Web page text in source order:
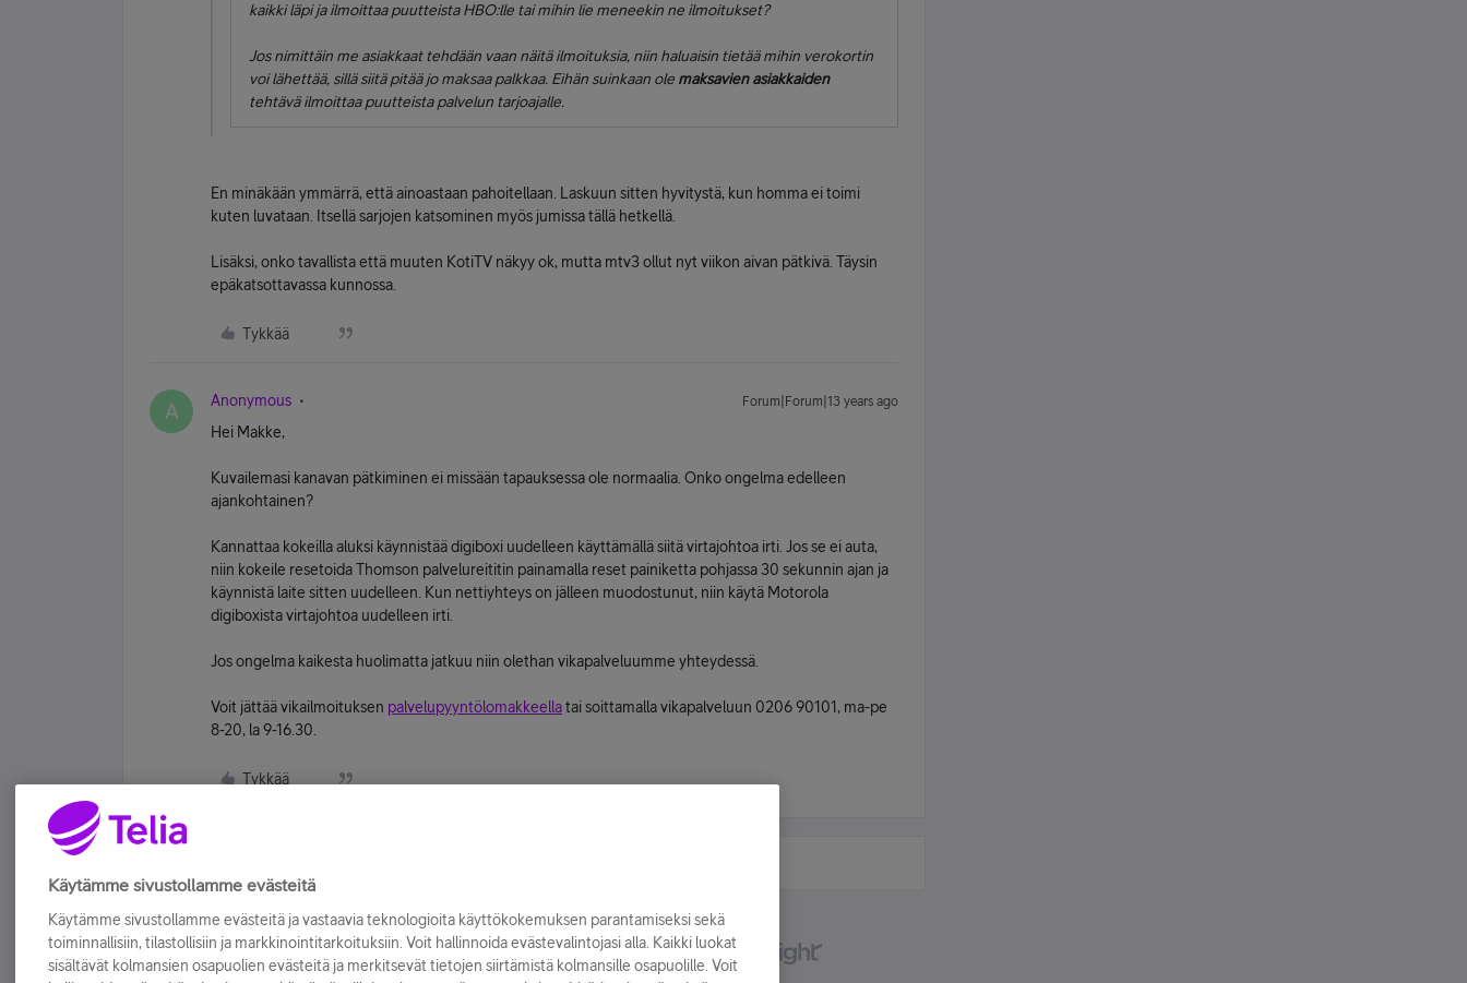
kaikki läpi ja ilmoittaa puutteista HBO:lle tai mihin lie meneekin ne ilmoitukset?
Jos nimittäin me asiakkaat tehdään vaan näitä ilmoituksia, niin haluaisin tietää mihin verokortin
voi lähettää, sillä siitä pitää jo maksaa palkkaa. Eihän suinkaan ole maksavien asiakkaiden
tehtävä ilmoittaa puutteista palvelun tarjoajalle.
En minäkään ymmärrä, että ainoastaan pahoitellaan. Laskuun sitten hyvitystä, kun homma ei toimi
kuten luvataan. Itsellä sarjojen katsominen myös jumissa tällä hetkellä.
Lisäksi, onko tavallista että muuten KotiTV näkyy ok, mutta mtv3 ollut nyt viikon aivan pätkivä. Täysin
epäkatsottavassa kunnossa.
Tykkää
A Anonymous Forum|Forum|13 years ago
Hei Makke,
Kuvailemasi kanavan pätkiminen ei missään tapauksessa ole normaalia. Onko ongelma edelleen
ajankohtainen?
Kannattaa kokeilla aluksi käynnistää digiboxi uudelleen käyttämällä siitä virtajohtoa irti. Jos se ei auta,
niin kokeile resetoida Thomson palvelureititin painamalla reset painiketta pohjassa 30 sekunnin ajan ja
käynnistä laite sitten uudelleen. Kun nettiyhteys on jälleen muodostunut, niin käytä Motorola
digiboxista virtajohtoa uudelleen irti.
Jos ongelma kaikesta huolimatta jatkuu niin olethan vikapalveluumme yhteydessä.
Voit jättää vikailmoituksen palvelupyyntölomakkeellatai soittamalla vikapalveluun 0206 90101, ma-pe
8-20, la 9-16.30.
Tykkää
Käytämme sivustollamme evästeitä
Käytämme sivustollamme evästeitä ja vastaavia teknologioita käyttökokemuksen parantamiseksi sekä
toiminnallisiin, tilastollisiin ja markkinointitarkoituksiin. Voit hallinnoida evästevalintojasi alla. Kaikki luokat
sisältävät kolmansien osapuolien evästeitä ja merkitsevät tietojen siirtämistä kolmansille osapuolille. Voit